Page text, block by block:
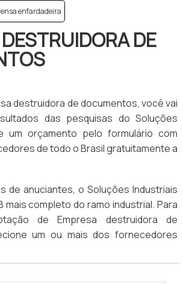
enfardadeira
DE
destruidora de documentos, você vai
das pesquisas do Soluções
um orçamento pelo formulário com
de todo o Brasil gratuitamente a
de anuciantes, o Soluções Industriais
mais completo do ramo industrial. Para
de Empresa destruidora de
um ou mais dos fornecedores